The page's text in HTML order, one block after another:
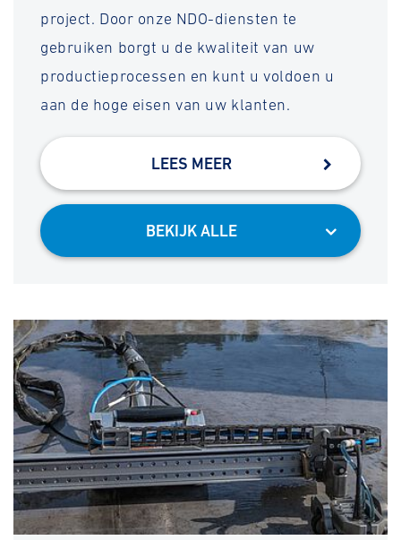
project. Door onze NDO-diensten te
gebruiken borgt u de kwaliteit van uw
productieprocessen en kunt u voldoen u
aan de hoge eisen van uw klanten.
BEKIJK ALLE
LEES MEER